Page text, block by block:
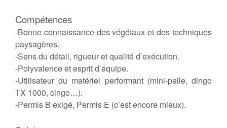
Compétences
-Bonne connaissance des végétaux et des techniques
paysagères.
-Sens du détail, rigueur et qualité d’exécution.
-Polyvalence et esprit d’équipe.
-Utilisateur du matériel performant (mini-pelle, dingo
TX 1000, cingo…).
-Permis B exigé, Permis E (c’est encore mieux).